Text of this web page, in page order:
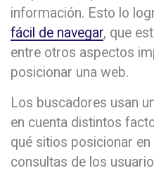
información. Esto lo
fácil de navegar, que
entre otros aspectos
posicionar una web.
Los buscadores usan
en cuenta distintos
qué sitios posicionar
consultas de los